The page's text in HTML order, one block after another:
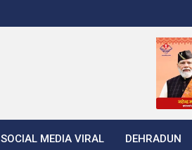
SOCIAL MEDIA VIRAL DEHRADUN